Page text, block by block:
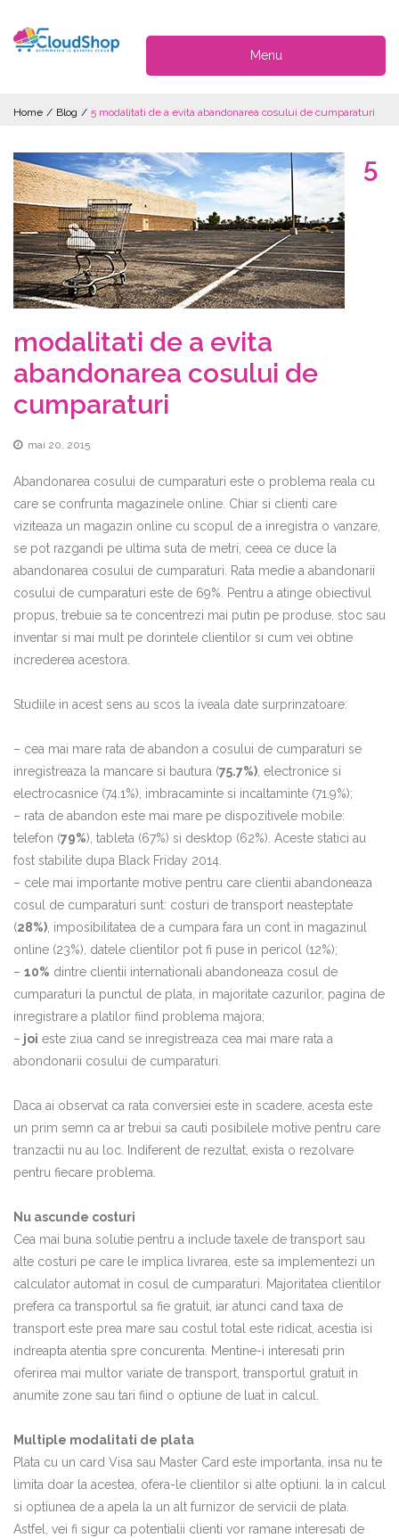
Menu
Home / Blog / 5 modalitati de a evita abandonarea cosului de cumparaturi
5
modalitati de a evita
abandonarea cosului de
cumparaturi
mai 20, 2015
Abandonarea cosului de cumparaturi este o problema reala cu
care se confrunta magazinele online. Chiar si clienti care
viziteaza un magazin online cu scopul de a inregistra o vanzare,
se pot razgandi pe ultima suta de metri, ceea ce duce la
abandonarea cosului de cumparaturi. Rata medie a abandonarii
cosului de cumparaturi este de 69%. Pentru a atinge obiectivul
propus, trebuie sa te concentrezi mai putin pe produse, stoc sau
inventar si mai mult pe dorintele clientilor si cum vei obtine
increderea acestora.
Studiile in acest sens au scos la iveala date surprinzatoare:
– cea mai mare rata de abandon a cosului de cumparaturi se
inregistreaza la mancare si bautura (75.7%) , electronice si
electrocasnice (74.1%), imbracaminte si incaltaminte (71.9%);
– rata de abandon este mai mare pe dispozitivele mobile:
telefon (79%), tableta (67%) si desktop (62%). Aceste statici au
fost stabilite dupa Black Friday 2014.
– cele mai importante motive pentru care clientii abandoneaza
cosul de cumparaturi sunt: costuri de transport neasteptate
(28%) , imposibilitatea de a cumpara fara un cont in magazinul
online (23%), datele clientilor pot fi puse in pericol (12%);
– 10% dintre clientii internationali abandoneaza cosul de
cumparaturi la punctul de plata, in majoritate cazurilor, pagina de
inregistrare a platilor fiind problema majora;
– joi este ziua cand se inregistreaza cea mai mare rata a
abondonarii cosului de cumparaturi.
Daca ai observat ca rata conversiei este in scadere, acesta este
un prim semn ca ar trebui sa cauti posibilele motive pentru care
tranzactii nu au loc. Indiferent de rezultat, exista o rezolvare
pentru fiecare problema.
Nu ascunde costuri
Cea mai buna solutie pentru a include taxele de transport sau
alte costuri pe care le implica livrarea, este sa implementezi un
calculator automat in cosul de cumparaturi. Majoritatea clientilor
prefera ca transportul sa fie gratuit, iar atunci cand taxa de
transport este prea mare sau costul total este ridicat, acestia isi
indreapta atentia spre concurenta. Mentine-i interesati prin
oferirea mai multor variate de transport, transportul gratuit in
anumite zone sau tari fiind o optiune de luat in calcul.
Multiple modalitati de plata
Plata cu un card Visa sau Master Card este importanta, insa nu te
limita doar la acestea, ofera-le clientilor si alte optiuni. Ia in calcul
si optiunea de a apela la un alt furnizor de servicii de plata.
Astfel, vei fi sigur ca potentialii clienti vor ramane interesati de